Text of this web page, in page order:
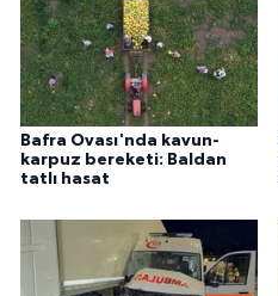
Bafra Ovası'nda kavun-
karpuz bereketi: Baldan
tatlı hasat
ÜLKE GÜNDEMİ
YAŞAM
YEREL